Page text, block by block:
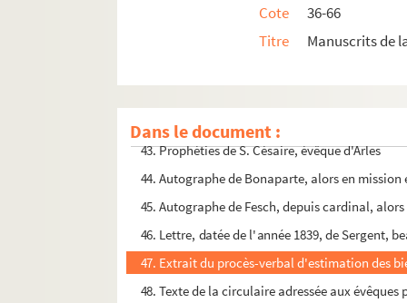
Cote
36-66
Titre
Manuscrits de
Dans le document :
38. Lettres patentes de Louis XV ordonnant
39. « Testament olographe et ordonnance de
42. Tribunal criminel de Paris. Permis de
43. Prophéties de S. Césaire, évêque d'Arles
44. Autographe de Bonaparte, alors en
45. Autographe de Fesch, depuis cardinal,
46. Lettre, datée de l'année 1839, de Sergent,
47. Extrait du procès-verbal d'estimation des
48. Texte de la circulaire adressée aux